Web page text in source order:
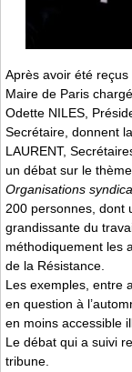
Après avoir été reçus
Maire de Paris
Odette NILES,
Secrétaire, donnent
LAURENT,
un débat sur le
Organisations
200 personnes, dont
grandissante du
méthodiquement les
de la Résistance.
Les exemples, entre
en question à
en moins accessible
Le débat qui a suivi
tribune.